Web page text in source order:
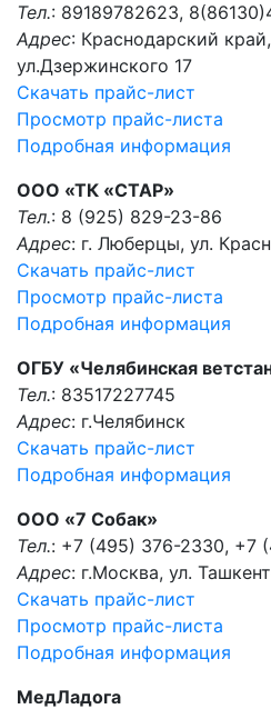
Тел.: 89189782623,
Адрес: Краснодарский
ул.Дзержинского 17
Скачать прайс-лист
Просмотр прайс-листа
Подробная информация
ООО «ТК «СТАР»
Тел.: 8 (925) 829-23-86
Адрес: г. Люберцы, ул.
Скачать прайс-лист
Просмотр прайс-листа
Подробная информация
ОГБУ «Челябинская
Тел.: 83517227745
Адрес: г.Челябинск
Скачать прайс-лист
Подробная информация
OOO «7 Собак»
Тел.: +7 (495) 376-2330, +7
Адрес: г.Москва, ул.
Скачать прайс-лист
Просмотр прайс-листа
Подробная информация
МедЛадога